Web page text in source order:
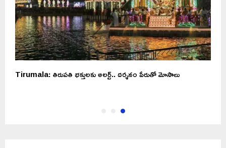
Tirumala: తిరుపతి భక్తులకు అలర్ట్.. దర్శనం పేరుతో మోసాలు